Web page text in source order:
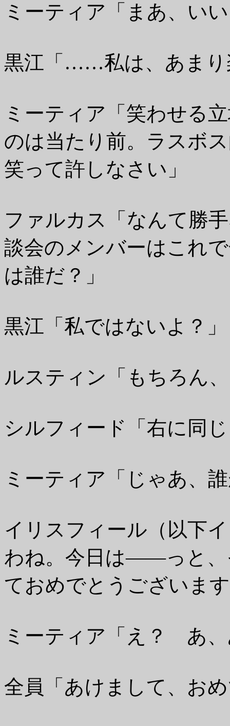
ミーティア「まあ、い
黒江「……私は、あまり
ミーティア「笑わせる
のは当たり前。ラスボ
笑って許しなさい」
ファルカス「なんて勝
談会のメンバーはこれ
は誰だ？」
黒江「私ではないよ？」
ルスティン「もちろん
シルフィード「右に同
ミーティア「じゃあ、
イリスフィール（以下
わね。今日は――っと、
ておめでとうございま
ミーティア「え？ あ
全員「あけまして、お